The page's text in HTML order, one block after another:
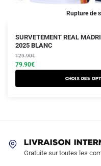
Rupture de
SURVETEMENT REAL
2025 BLANC
129.90€
Le
prix
initial
était :
79.90€
Le
prix
actuel
est :
Choix des
Ce
produit
a
plusieurs
variations.
choisies
LIVRAISON
Gratuite sur toutes les